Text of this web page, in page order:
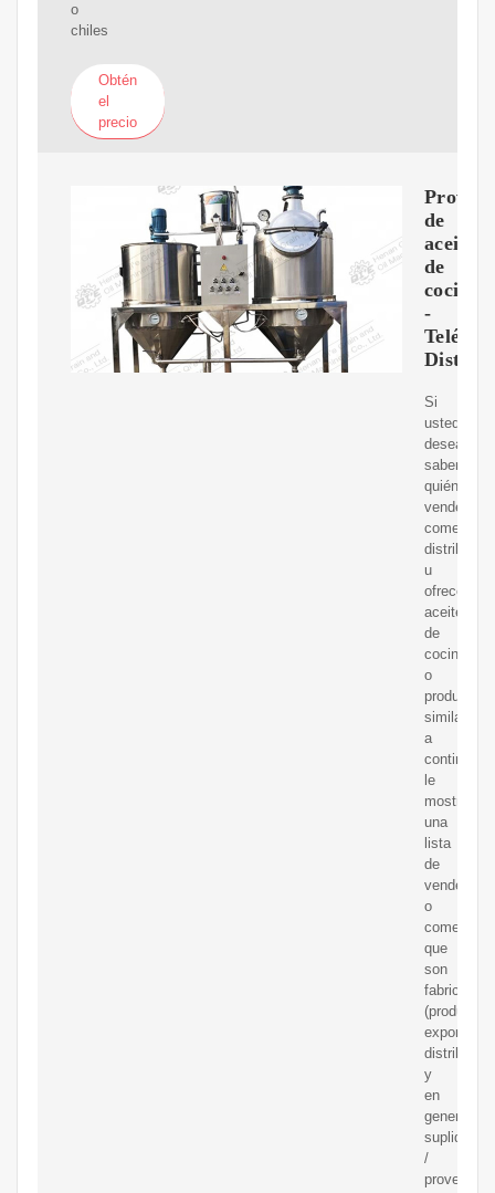
o
chiles
Obtén
el
precio
de
aceite
de
cocina
-
Si
usted
desea
saber
quién
vende,
distribuye
u
ofrece
aceite
de
cocina
o
productos
similares,
a
le
mostramos
una
lista
de
o
que
son
fabricantes
y
en
general
suplidores
/